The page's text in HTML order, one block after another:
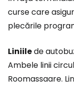
curse care
plecările
Liniilede
Ambele linii
Roomassaare.